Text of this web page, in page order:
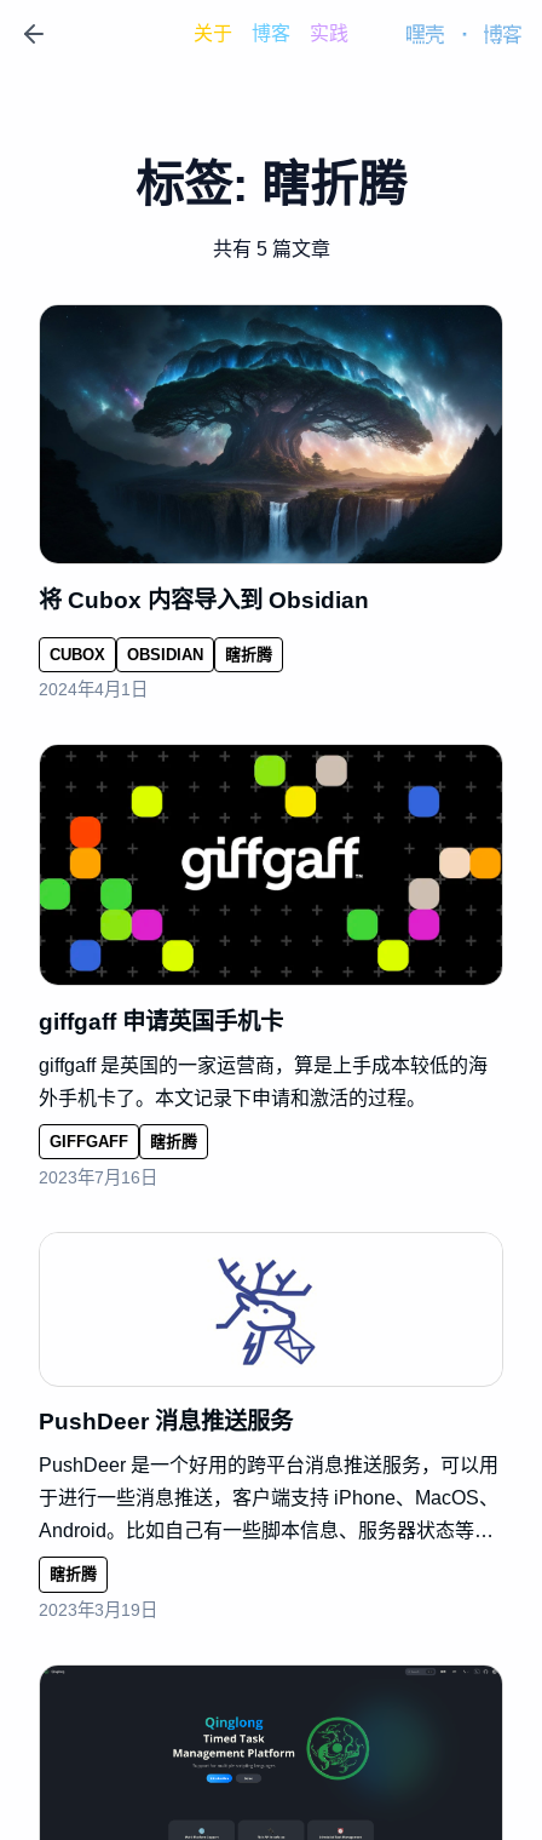
关于 博客 实践 嘿壳 · 博客
标签: 瞎折腾
共有 5 篇文章
将 Cubox 内容导入到 Obsidian
CUBOX OBSIDIAN 瞎折腾
2024年4月1日
giffgaff 申请英国手机卡
giffgaff 是英国的一家运营商，算是上手成本较低的海
外手机卡了。本文记录下申请和激活的过程。
GIFFGAFF 瞎折腾
2023年7月16日
PushDeer 消息推送服务
PushDeer 是一个好用的跨平台消息推送服务，可以用
于进行一些消息推送，客户端支持 iPhone、MacOS、
Android。比如自己有一些脚本信息、服务器状态等消
息，需要推送消息来让自己知晓时便...
瞎折腾
2023年3月19日